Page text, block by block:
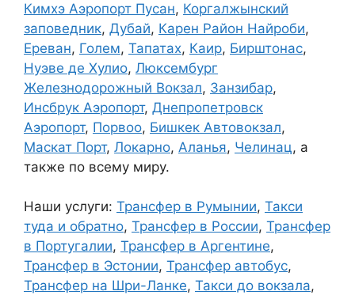
Кимхэ Аэропорт Пусан, Коргалжынский
заповедник, Дубай, Карен Район Найроби,
Ереван, Голем, Тапатах, Каир, Бирштонас,
Нуэве де Хулио, Люксембург
Железнодорожный Вокзал, Занзибар,
Инсбрук Аэропорт, Днепропетровск
Аэропорт, Порвоо, Бишкек Автовокзал,
Маскат Порт, Локарно, Аланья, Челинац, а
также по всему миру.
Наши услуги: Трансфер в Румынии, Такси
туда и обратно, Трансфер в России, Трансфер
в Португалии, Трансфер в Аргентине,
Трансфер в Эстонии, Трансфер автобус,
Трансфер на Шри-Ланке, Такси до вокзала,